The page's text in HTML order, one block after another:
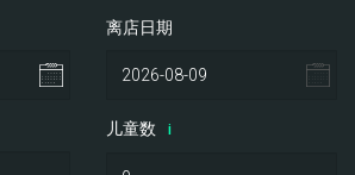
离店日期
儿童数 i